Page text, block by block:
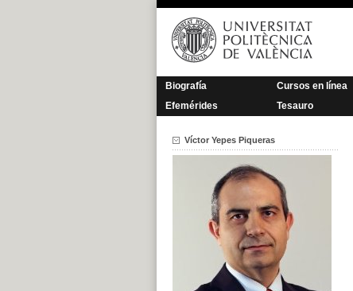
Saltar
contenido
Biografía Cursos en línea
Efemérides
Tesauro
Víctor Yepes Piqueras